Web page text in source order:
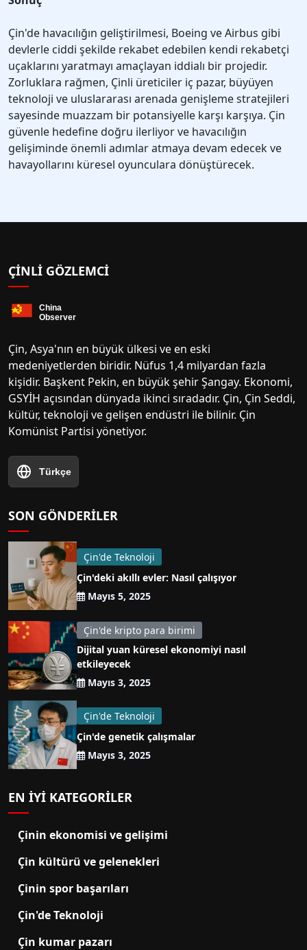
Çin'de havacılığın geliştirilmesi, Boeing ve Airbus gibi
devlerle ciddi şekilde rekabet edebilen kendi rekabetçi
uçaklarını yaratmayı amaçlayan iddialı bir projedir.
Zorluklara rağmen, Çinli üreticiler iç pazar, büyüyen
teknoloji ve uluslararası arenada genişleme stratejileri
sayesinde muazzam bir potansiyelle karşı karşıya. Çin
güvenle hedefine doğru ilerliyor ve havacılığın
gelişiminde önemli adımlar atmaya devam edecek ve
havayollarını küresel oyunculara dönüştürecek.
ÇINLI GÖZLEMCI
Çin, Asya'nın en büyük ülkesi ve en eski
medeniyetlerden biridir. Nüfus 1,4 milyardan fazla
kişidir. Başkent Pekin, en büyük şehir Şangay. Ekonomi,
GSYİH açısından dünyada ikinci sıradadır. Çin, Çin Seddi,
kültür, teknoloji ve gelişen endüstri ile bilinir. Çin
Komünist Partisi yönetiyor.
Türkçe
SON GÖNDERILER
Çin'de Teknoloji
Çin'deki akıllı evler: Nasıl çalışıyor
Mayıs 5, 2025
Çin'de kripto para birimi
Dijital yuan küresel ekonomiyi nasıl
etkileyecek
Mayıs 3, 2025
Çin'de Teknoloji
Çin'de genetik çalışmalar
Mayıs 3, 2025
EN IYI KATEGORILER
Çinin ekonomisi ve gelişimi
Çin kültürü ve gelenekleri
Çinin spor başarıları
Çin'de Teknoloji
Çin kumar pazarı